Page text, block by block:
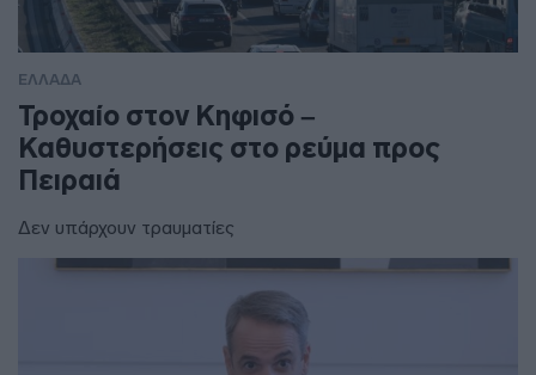
ΕΛΛΑΔΑ
Τροχαίο στον Κηφισό –
Καθυστερήσεις στο ρεύμα προς
Πειραιά
Δεν υπάρχουν τραυματίες